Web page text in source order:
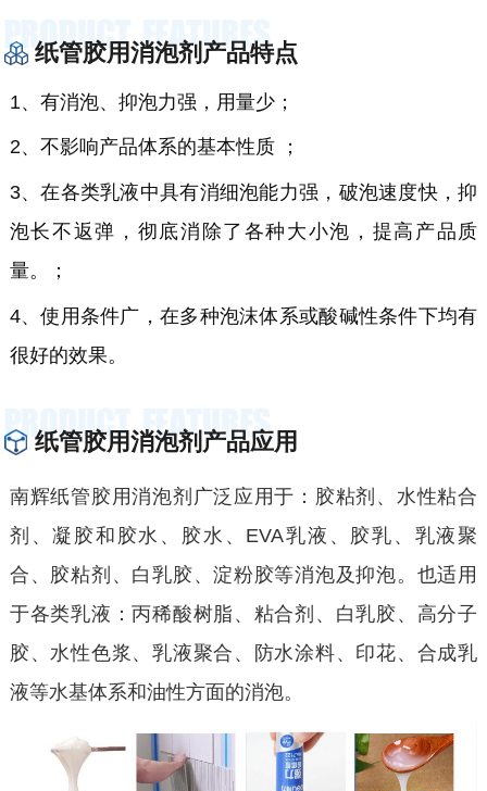
纸管胶用消泡剂产品特点
1、有消泡、抑泡力强，用量少；
2、不影响产品体系的基本性质；
3、在各类乳液中具有消细泡能力强，破泡速度快，抑
泡长不返弹，彻底消除了各种大小泡，提高产品质
量。；
4、使用条件广，在多种泡沫体系或酸碱性条件下均有
很好的效果。
纸管胶用消泡剂产品应用
南辉纸管胶用消泡剂广泛应用于： 胶粘剂、 水性粘合
剂、凝胶和胶水、胶水、 EVA乳液、胶乳、乳液聚
合、胶粘剂、白乳胶、淀粉胶等消泡及抑泡。也适用
于各类乳液：丙稀酸树脂、粘合剂、白乳胶、高分子
胶、水性色浆、乳液聚合、防水涂料、印花、合成乳
液等水基体系和油性方面的消泡。